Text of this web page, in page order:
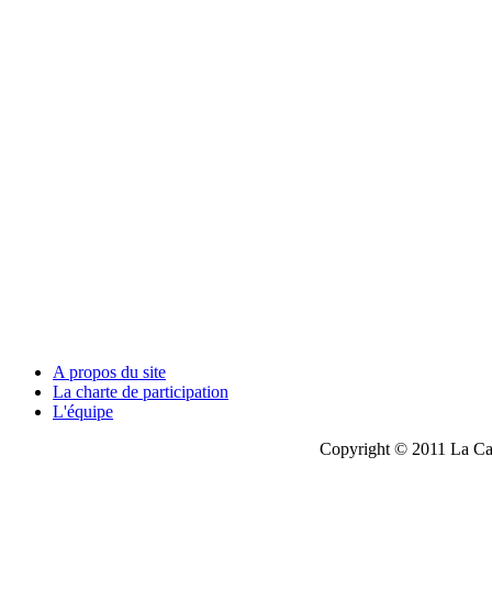
A propos du site
La charte de participation
L'équipe
Copyright © 2011 La